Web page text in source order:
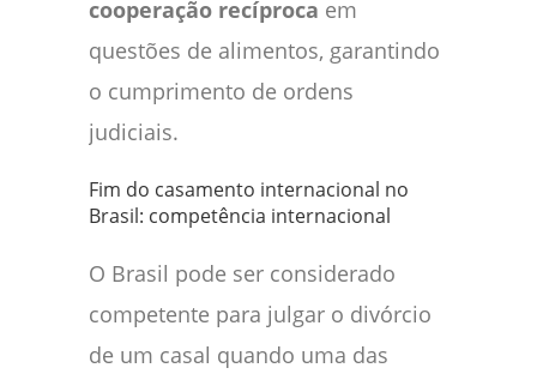
cooperação recíproca em
questões de alimentos, garantindo
o cumprimento de ordens
judiciais.
Fim do casamento internacional no
Brasil: competência internacional
O Brasil pode ser considerado
competente para julgar o divórcio
de um casal quando uma das